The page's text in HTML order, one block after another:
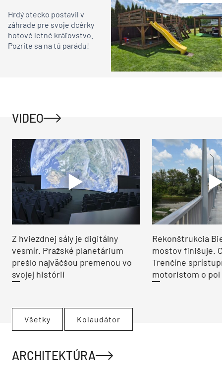
Hrdý otecko postavil v
záhrade pre svoje dcérky
hotové letné kráľovstvo.
Pozrite sa na tú parádu!
VIDEO
Z hviezdnej sály je digitálny
vesmír. Pražské planetárium
prešlo najväčšou premenou vo
svojej histórii
Rekonštrukcia
mostov finišuje.
Trenčíne
motoristom o pol
Všetky Kolaudátor
ARCHITEKTÚRA